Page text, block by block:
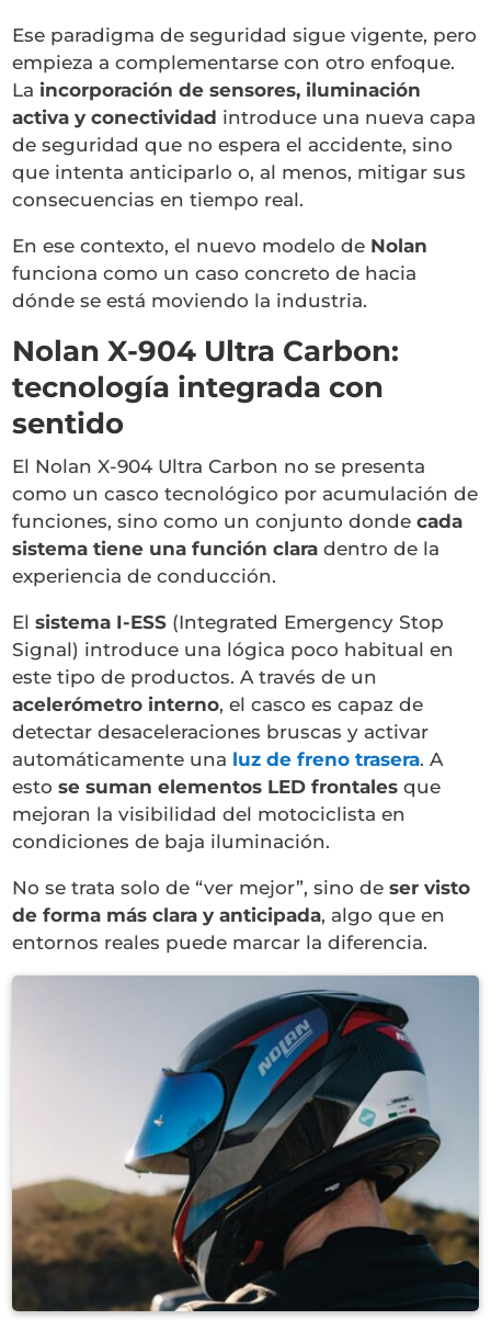
Ese paradigma de seguridad sigue vigente, pero
empieza a complementarse con otro enfoque.
La incorporación de sensores, iluminación
activa y conectividad introduce una nueva capa
de seguridad que no espera el accidente, sino
que intenta anticiparlo o, al menos, mitigar sus
consecuencias en tiempo real.
En ese contexto, el nuevo modelo de Nolan
funciona como un caso concreto de hacia
dónde se está moviendo la industria.
Nolan X-904 Ultra Carbon:
tecnología integrada con
sentido
El Nolan X-904 Ultra Carbon no se presenta
como un casco tecnológico por acumulación de
funciones, sino como un conjunto dondecada
sistema tiene una función clara dentro de la
experiencia de conducción.
Elsistema I-ESS (Integrated Emergency Stop
Signal) introduce una lógica poco habitual en
este tipo de productos. A través de un
acelerómetro interno, el casco es capaz de
detectar desaceleraciones bruscas y activar
automáticamente una luz de freno trasera. A
estose suman elementos LED frontales que
mejoran la visibilidad del motociclista en
condiciones de baja iluminación.
No se trata solo de “ver mejor”, sino deser visto
de forma más clara y anticipada, algo que en
entornos reales puede marcar la diferencia.